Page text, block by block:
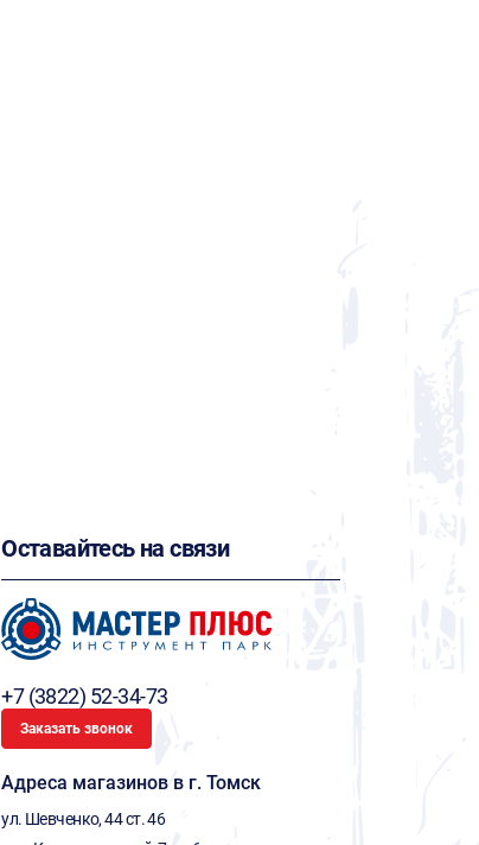
Оставайтесь на связи
+7 (3822) 52-34-73
Заказать звонок
Адреса магазинов в г. Томск
ул. Шевченко, 44 ст. 46